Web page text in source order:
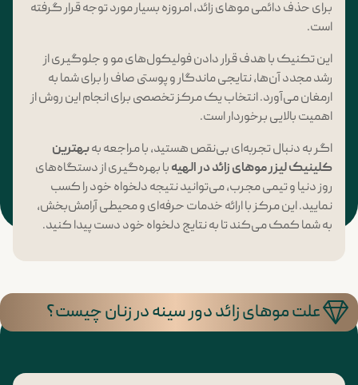
برای حذف دائمی موهای زائد، امروزه بسیار مورد توجه قرار گرفته
است.
این تکنیک با هدف قرار دادن فولیکول‌های مو و جلوگیری از
رشد مجدد آن‌ها، نتایجی ماندگار و پوستی صاف را برای شما به
ارمغان می‌آورد. انتخاب یک مرکز تخصصی برای انجام این روش از
اهمیت بالایی برخوردار است.
اگر به دنبال تجربه‌ای بی‌نقص هستید، با مراجعه بهبهترین
کلینیک لیزر موهای زائد در الهیهبا بهره‌گیری از دستگاه‌های
روز دنیا و تیمی مجرب، می‌توانید نتیجه دلخواه خود را کسب
نمایید. این مرکز با ارائه خدمات حرفه‌ای و محیطی آرامش‌بخش،
به شما کمک می‌کند تا به نتایج دلخواه خود دست پیدا کنید.
علت موهای زائد دور سینه در زنان چیست؟